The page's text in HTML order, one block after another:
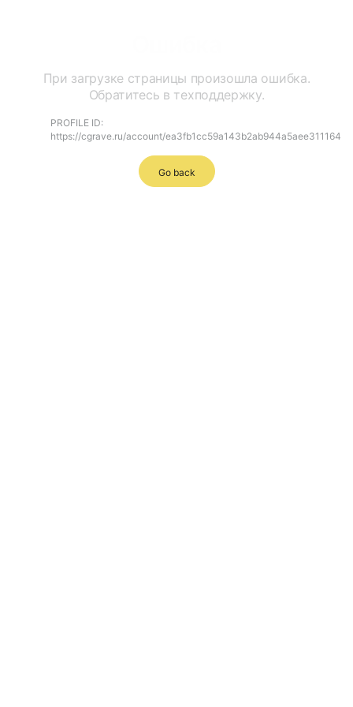
При загрузке страницы произошла ошибка.
Обратитесь в техподдержку.
PROFILE ID:
https://cgrave.ru/account/ea3fb1cc59a143b2ab944a5aee311164
Go back